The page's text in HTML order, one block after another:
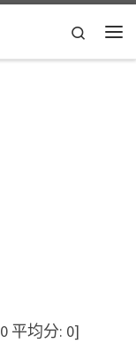
Search
0 平均分: 0]